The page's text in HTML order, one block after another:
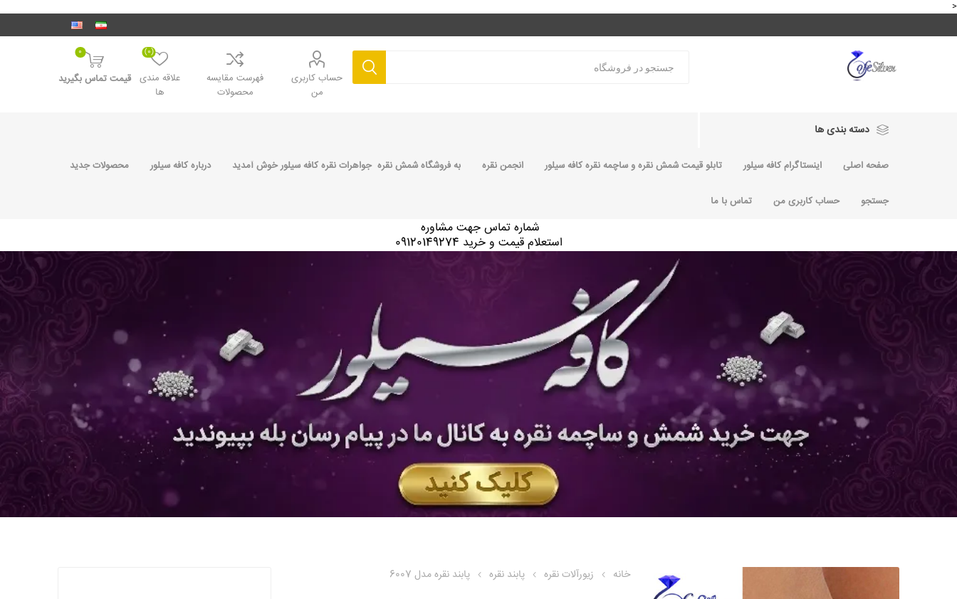
<
حساب کاربری
من
فهرست مقایسه
محصولات
علاقه مندی
ها
(0)
0
قیمت تماس بگیرید
دسته بندی ها
صفحه اصلی اینستاگرام کافه سیلور تابلو قیمت شمش نقره و ساچمه نقره کافه سیلور انجمن نقره به فروشگاه شمش نقره جواهرات نقره کافه سیلور خوش آمدید درباره کافه سیلور محصولات جدید
جستجو حساب کاربری من تماس با ما
شماره تماس جهت مشاوره
استعلام قیمت و خرید 09120149274
خانه زیورآلات نقره پابند نقره پابند نقره مدل 6007